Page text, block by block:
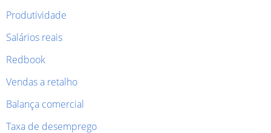
Produtividade
Salários reais
Redbook
Vendas a retalho
Balança comercial
Taxa de desemprego